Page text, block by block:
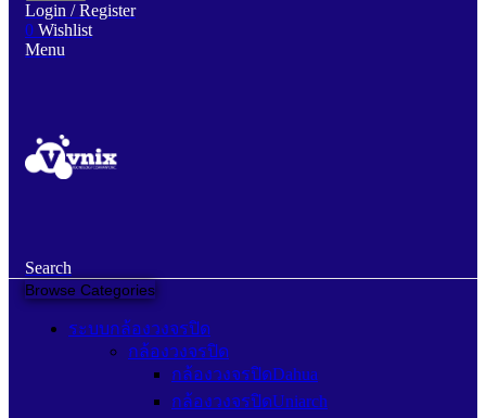
Login / Register
0 Wishlist
Menu
Search
Browse Categories
ระบบกล้องวงจรปิด
กล้องวงจรปิด
กล้องวงจรปิดDahua
กล้องวงจรปิดUniarch